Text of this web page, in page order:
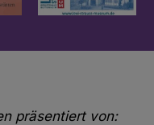
präsentiert von: